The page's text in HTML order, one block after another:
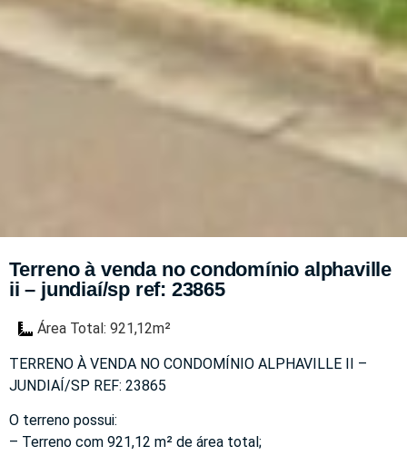
Terreno à venda no condomínio alphaville
ii – jundiaí/sp ref: 23865
Área Total: 921,12m²
TERRENO À VENDA NO CONDOMÍNIO ALPHAVILLE II –
JUNDIAÍ/SP REF: 23865
O terreno possui:
– Terreno com 921,12 m² de área total;